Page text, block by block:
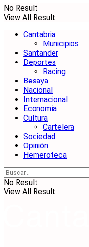
No Result
View All Result
Cantabria
Municipios
Santander
Deportes
Racing
Besaya
Nacional
Internacional
Economía
Cultura
Cartelera
Sociedad
Opinión
Hemeroteca
No Result
View All Result